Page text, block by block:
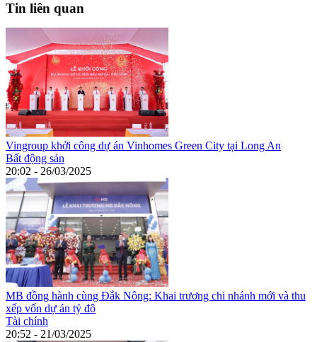
Tin liên quan
Vingroup khởi công dự án Vinhomes Green City tại Long An
Bất động sản
20:02 - 26/03/2025
MB đồng hành cùng Đắk Nông: Khai trương chi nhánh mới và thu
xếp vốn dự án tỷ đô
Tài chính
20:52 - 21/03/2025